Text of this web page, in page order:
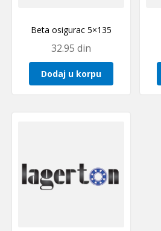
Beta osigurac 5×135
32.95 din
Dodaj u korpu